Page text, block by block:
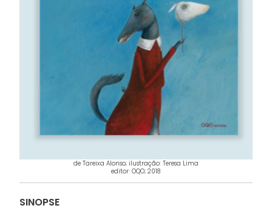
de Tareixa Alonso; ilustração: Teresa Lima
editor: OQO; 2018
SINOPSE